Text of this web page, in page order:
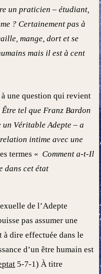
un praticien – étudiant,
? Certainement pas à
mange, dort et se
mais il est à cent
une question qui revient
Être tel que Franz Bardon
un Véritable Adepte – a
intime avec une
termes « Comment a-t-Il
dans cet état
de l’Adepte
pas assumer une
à dire effectuée dans le
d’un être humain est
5-7-1) À titre